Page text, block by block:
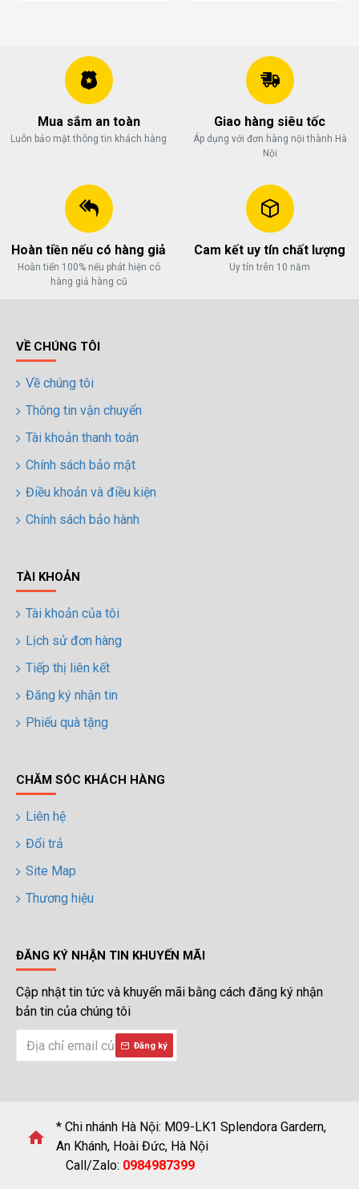
Mua sắm an toàn
Luôn bảo mật thông tin khách hàng
Giao hàng siêu tốc
Áp dụng với đơn hàng nội thành Hà
Nội
Hoàn tiền nếu có hàng giả
Hoàn tiến 100% nếu phát hiện có
hàng giả hàng cũ
Cam kết uy tín chất lượng
Uy tín trên 10 năm
VỀ CHÚNG TÔI
Về chúng tôi
Thông tin vận chuyển
Tài khoản thanh toán
Chính sách bảo mật
Điều khoản và điều kiện
Chính sách bảo hành
TÀI KHOẢN
Tài khoản của tôi
Lịch sử đơn hàng
Tiếp thị liên kết
Đăng ký nhận tin
Phiếu quà tặng
CHĂM SÓC KHÁCH HÀNG
Liên hệ
Đổi trả
Site Map
Thương hiệu
ĐĂNG KÝ NHẬN TIN KHUYẾN MÃI
Cập nhật tin tức và khuyến mãi bằng cách đăng ký nhận
bản tin của chúng tôi
Đăng ký
* Chi nhánh Hà Nội: M09-LK1 Splendora Gardern,
An Khánh, Hoài Đức, Hà Nội
Call/Zalo: 0984987399